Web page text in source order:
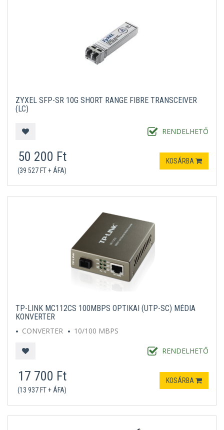
ZYXEL SFP-SR 10G SHORT RANGE FIBRE TRANSCEIVER
(LC)
RENDELHETŐ
50 200 Ft
(39 527 FT + ÁFA)
KOSÁRBA
TP-LINK MC112CS 100MBPS OPTIKAI (UTP-SC) MÉDIA
KONVERTER
CONVERTER
10/100 MBPS
RENDELHETŐ
17 700 Ft
(13 937 FT + ÁFA)
KOSÁRBA